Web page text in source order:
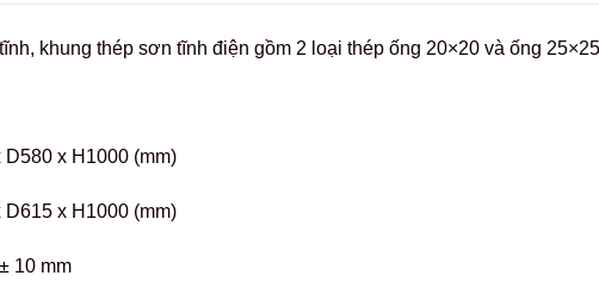
khung thép sơn tĩnh điện gồm 2 loại thép ống 20×20 và ống
x H1000 (mm)
x H1000 (mm)
10 mm